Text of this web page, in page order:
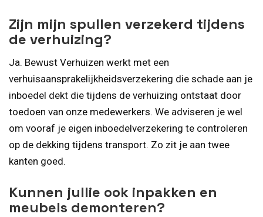
Zijn mijn spullen verzekerd tijdens
de verhuizing?
Ja. Bewust Verhuizen werkt met een
verhuisaansprakelijkheidsverzekering die schade aan je
inboedel dekt die tijdens de verhuizing ontstaat door
toedoen van onze medewerkers. We adviseren je wel
om vooraf je eigen inboedelverzekering te controleren
op de dekking tijdens transport. Zo zit je aan twee
kanten goed.
Kunnen jullie ook inpakken en
meubels demonteren?